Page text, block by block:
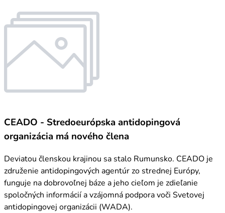
CEADO - Stredoeurópska antidopingová
organizácia má nového člena
Deviatou členskou krajinou sa stalo Rumunsko. CEADO je
združenie antidopingových agentúr zo strednej Európy,
funguje na dobrovoľnej báze a jeho cieľom je zdieľanie
spoločných informácií a vzájomná podpora voči Svetovej
antidopingovej organizácii (WADA).